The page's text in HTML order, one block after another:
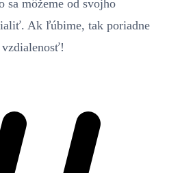
sa môžeme od svojho
Ak ľúbime, tak poriadne